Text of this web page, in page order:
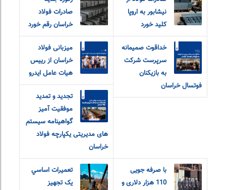
نیشابور به اروپا
کلید خورد
صادرات فولاد
خراسان رقم خورد
خداقوت صمیمانه
سرپرست شرکت
به بازیکنان
فوتسال خراسان
میزبانی فولاد
خراسان از رییس
هیات عامل ایدرو
تجدید و تمدید
موفقیت آمیز
گواهینامه سیستم
های مدیریتی یکپارچه فولاد
خراسان
با صرفه جویی
110 هزار دلاری و
تعميرات اساسي
يک تجهيز